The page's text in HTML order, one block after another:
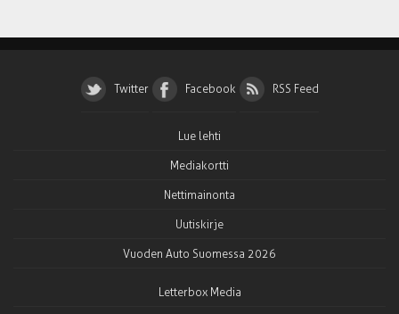
Twitter Facebook RSS Feed
Lue lehti
Mediakortti
Nettimainonta
Uutiskirje
Vuoden Auto Suomessa 2026
Letterbox Media